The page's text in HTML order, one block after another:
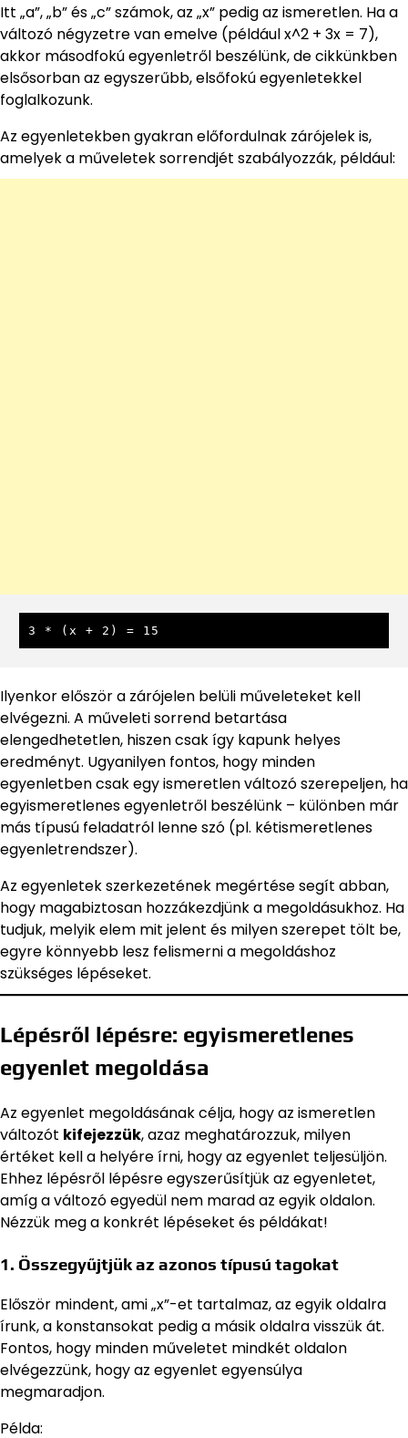
Itt „a”, „b” és „c” számok, az „x” pedig az ismeretlen. Ha a
változó négyzetre van emelve (például x^2 + 3x = 7),
akkor másodfokú egyenletről beszélünk, de cikkünkben
elsősorban az egyszerűbb, elsőfokú egyenletekkel
foglalkozunk.
Az egyenletekben gyakran előfordulnak zárójelek is,
amelyek a műveletek sorrendjét szabályozzák, például:
3 * (x + 2) = 15
Ilyenkor először a zárójelen belüli műveleteket kell
elvégezni. A műveleti sorrend betartása
elengedhetetlen, hiszen csak így kapunk helyes
eredményt. Ugyanilyen fontos, hogy minden
egyenletben csak egy ismeretlen változó szerepeljen, ha
egyismeretlenes egyenletről beszélünk – különben már
más típusú feladatról lenne szó (pl. kétismeretlenes
egyenletrendszer).
Az egyenletek szerkezetének megértése segít abban,
hogy magabiztosan hozzákezdjünk a megoldásukhoz. Ha
tudjuk, melyik elem mit jelent és milyen szerepet tölt be,
egyre könnyebb lesz felismerni a megoldáshoz
szükséges lépéseket.
Lépésről lépésre: egyismeretlenes
egyenlet megoldása
Az egyenlet megoldásának célja, hogy az ismeretlen
változót kifejezzük, azaz meghatározzuk, milyen
értéket kell a helyére írni, hogy az egyenlet teljesüljön.
Ehhez lépésről lépésre egyszerűsítjük az egyenletet,
amíg a változó egyedül nem marad az egyik oldalon.
Nézzük meg a konkrét lépéseket és példákat!
1. Összegyűjtjük az azonos típusú tagokat
Először mindent, ami „x”-et tartalmaz, az egyik oldalra
írunk, a konstansokat pedig a másik oldalra visszük át.
Fontos, hogy minden műveletet mindkét oldalon
elvégezzünk, hogy az egyenlet egyensúlya
megmaradjon.
Példa: